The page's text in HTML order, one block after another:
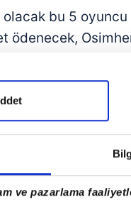
ve pazarlama
olacak bu 5
ödenecek,
EN ÖNEMLİ